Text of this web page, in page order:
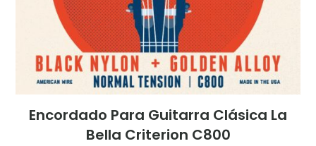
Encordado Para Guitarra Clásica La
Bella Criterion C800